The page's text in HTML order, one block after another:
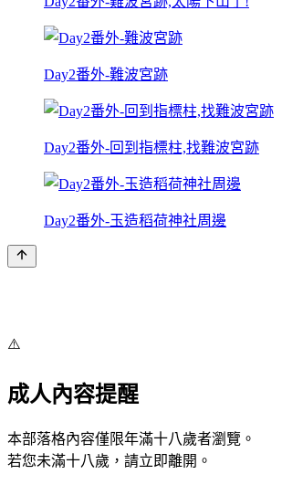
Day2番外-難波宮跡
Day2番外-回到指標柱,找難波宮跡
Day2番外-玉造稻荷神社周邊
⚠️
成人內容提醒
本部落格內容僅限年滿十八歲者瀏覽。
若您未滿十八歲，請立即離開。